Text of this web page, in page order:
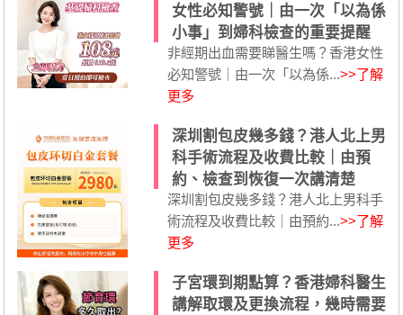
女性必知警號｜由一次「以為係
小事」到婦科檢查的重要提醒
非經期出血需要睇醫生嗎？香港女性
必知警號｜由一次「以為係...>>了解
更多
深圳割包皮幾多錢？港人北上男
科手術流程及收費比較｜由預
約、檢查到恢復一次講清楚
深圳割包皮幾多錢？港人北上男科手
術流程及收費比較｜由預約...>>了解
更多
子宮環到期點算？香港婦科醫生
講解取環及更換流程，幾時需要